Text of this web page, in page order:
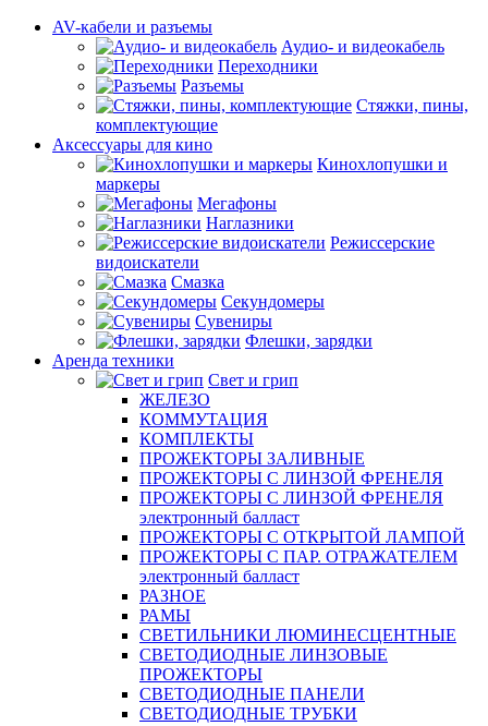
AV-кабели и разъемы
Аудио- и видеокабель
Переходники
Разъемы
Стяжки, пины,
комплектующие
Аксессуары для кино
Кинохлопушки и
маркеры
Мегафоны
Наглазники
Режиссерские
видоискатели
Смазка
Секундомеры
Сувениры
Флешки, зарядки
Аренда техники
Свет и грип
ЖЕЛЕЗО
КОММУТАЦИЯ
КОМПЛЕКТЫ
ПРОЖЕКТОРЫ ЗАЛИВНЫЕ
ПРОЖЕКТОРЫ С ЛИНЗОЙ ФРЕНЕЛЯ
ПРОЖЕКТОРЫ С ЛИНЗОЙ ФРЕНЕЛЯ
электронный балласт
ПРОЖЕКТОРЫ С ОТКРЫТОЙ ЛАМПОЙ
ПРОЖЕКТОРЫ С ПАР. ОТРАЖАТЕЛЕМ
электронный балласт
РАЗНОЕ
РАМЫ
СВЕТИЛЬНИКИ ЛЮМИНЕСЦЕНТНЫЕ
СВЕТОДИОДНЫЕ ЛИНЗОВЫЕ
ПРОЖЕКТОРЫ
СВЕТОДИОДНЫЕ ПАНЕЛИ
СВЕТОДИОДНЫЕ ТРУБКИ